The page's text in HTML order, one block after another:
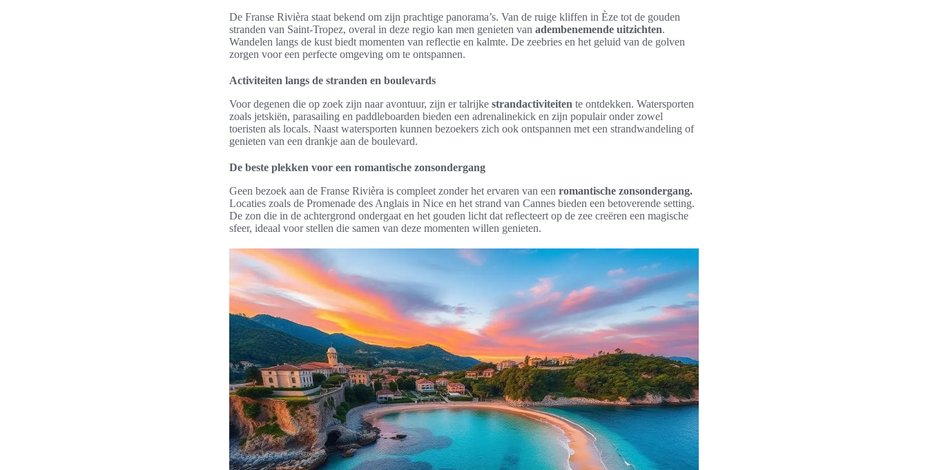
De Franse Rivièra staat bekend om zijn prachtige panorama’s. Van de ruige kliffen in Èze tot de gouden
stranden van Saint-Tropez, overal in deze regio kan men genieten van adembenemende uitzichten.
Wandelen langs de kust biedt momenten van reflectie en kalmte. De zeebries en het geluid van de golven
zorgen voor een perfecte omgeving om te ontspannen.
Activiteiten langs de stranden en boulevards
Voor degenen die op zoek zijn naar avontuur, zijn er talrijke strandactiviteiten te ontdekken. Watersporten
zoals jetskiën, parasailing en paddleboarden bieden een adrenalinekick en zijn populair onder zowel
toeristen als locals. Naast watersporten kunnen bezoekers zich ook ontspannen met een strandwandeling of
genieten van een drankje aan de boulevard.
De beste plekken voor een romantische zonsondergang
Geen bezoek aan de Franse Rivièra is compleet zonder het ervaren van een romantische zonsondergang.
Locaties zoals de Promenade des Anglais in Nice en het strand van Cannes bieden een betoverende setting.
De zon die in de achtergrond ondergaat en het gouden licht dat reflecteert op de zee creëren een magische
sfeer, ideaal voor stellen die samen van deze momenten willen genieten.